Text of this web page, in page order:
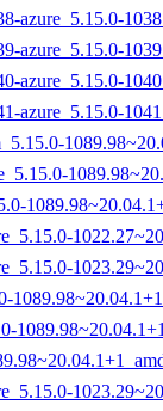
azure_5.15.0-
azure_5.15.0-
azure_5.15.0-
azure_5.15.0-